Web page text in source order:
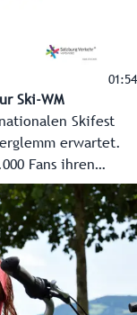
01:54
Ski-WM
Skifest
erwartet.
Fans ihren
und Veranstaltungen
hat es selbst in
Am
mit den Öffis oder